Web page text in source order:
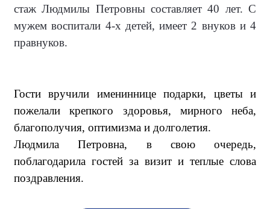
стаж Людмилы Петровны составляет 40 лет. С
мужем воспитали 4-х детей, имеет 2 внуков и 4
правнуков.
Гости вручили имениннице подарки, цветы и
пожелали крепкого здоровья, мирного неба,
благополучия, оптимизма и долголетия.
Людмила Петровна, в свою очередь,
поблагодарила гостей за визит и теплые слова
поздравления.